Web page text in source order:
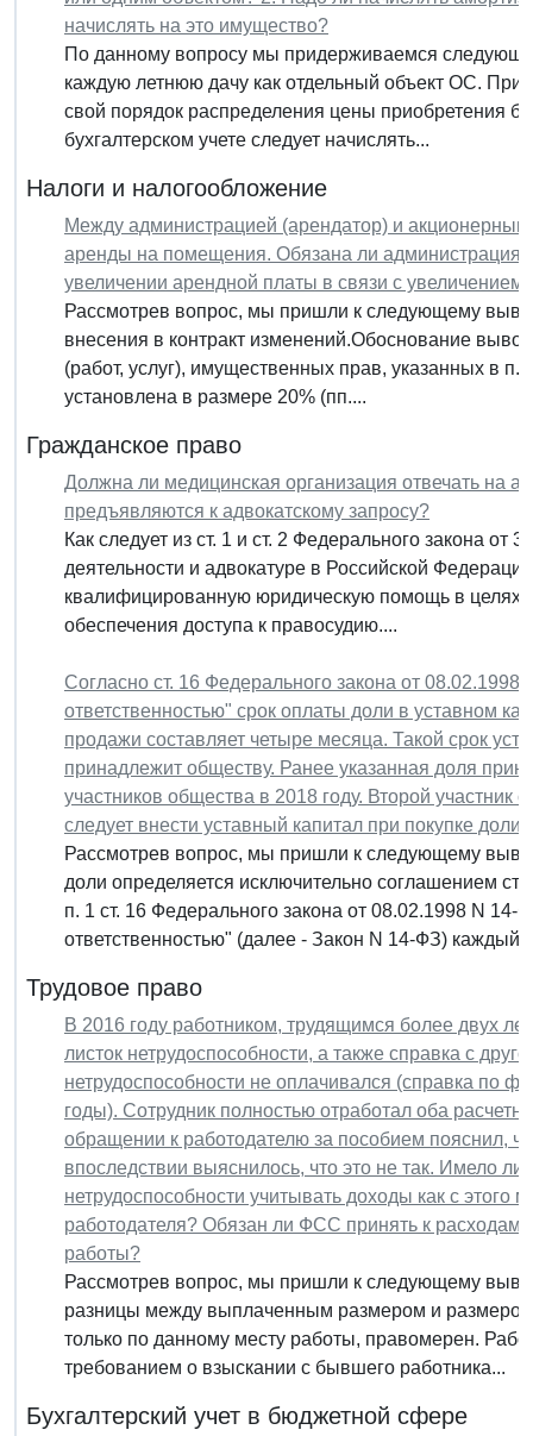
начислять на это имущество?
По данному вопросу мы придерживаемся
каждую летнюю дачу как отдельный объект ОС.
свой порядок распределения цены приобретения
бухгалтерском учете следует начислять...
Налоги и налогообложение
Между администрацией (арендатор) и
аренды на помещения. Обязана ли администрация
увеличении арендной платы в связи с
Рассмотрев вопрос, мы пришли к следующему
внесения в контракт изменений.Обоснование
(работ, услуг), имущественных прав, указанных в
установлена в размере 20% (пп....
Гражданское право
Должна ли медицинская организация отвечать на
предъявляются к адвокатскому запросу?
Как следует из ст. 1 и ст. 2 Федерального закона от
деятельности и адвокатуре в Российской
квалифицированную юридическую помощь в целях
обеспечения доступа к правосудию....
Согласно ст. 16 Федерального закона от
ответственностью" срок оплаты доли в уставном
продажи составляет четыре месяца. Такой срок
принадлежит обществу. Ранее указанная доля
участников общества в 2018 году. Второй участник
следует внести уставный капитал при покупке доли?
Рассмотрев вопрос, мы пришли к следующему
доли определяется исключительно соглашением
п. 1 ст. 16 Федерального закона от 08.02.1998 N
ответственностью" (далее - Закон N 14-ФЗ) каждый...
Трудовое право
В 2016 году работником, трудящимся более двух
листок нетрудоспособности, а также справка с
нетрудоспособности не оплачивался (справка по
годы). Сотрудник полностью отработал оба
обращении к работодателю за пособием пояснил,
впоследствии выяснилось, что это не так. Имело
нетрудоспособности учитывать доходы как с этого
работодателя? Обязан ли ФСС принять к расходам
работы?
Рассмотрев вопрос, мы пришли к следующему
разницы между выплаченным размером и
только по данному месту работы, правомерен.
требованием о взыскании с бывшего работника...
Бухгалтерский учет в бюджетной сфере